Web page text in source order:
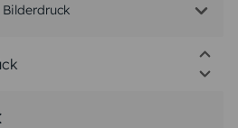
Bilderdruck